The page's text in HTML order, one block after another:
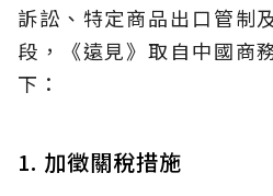
訴訟、特定商品出口管制
段，《遠見》取自中國商
下：
1. 加徵關稅措施